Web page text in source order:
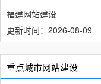
福建网站建设
更新时间：2026-08-09
重点城市网站建设